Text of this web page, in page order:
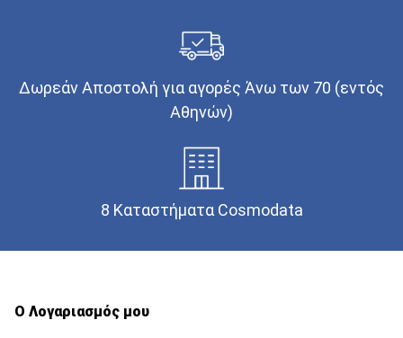
Δωρεάν Αποστολή για αγορές Άνω των 70 (εντός
Αθηνών)
8 Καταστήματα Cosmodata
Ο Λογαριασμός μου